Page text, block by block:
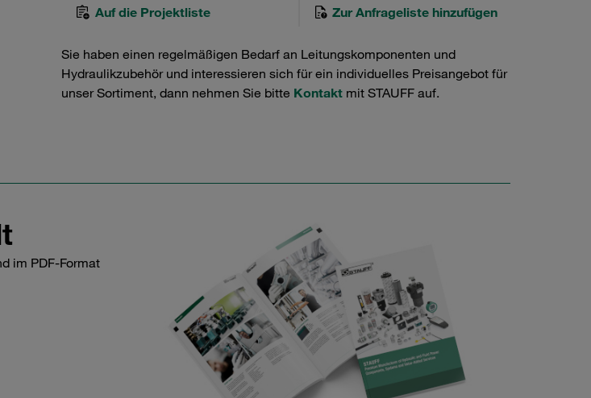
Auf die Projektliste Zur Anfrageliste hinzufügen
Sie haben einen regelmäßigen Bedarf an Leitungskomponenten und
Hydraulikzubehör und interessieren sich für ein individuelles Preisangebot für
unser Sortiment, dann nehmen Sie bitte Kontakt mit STAUFF auf.
im PDF-Format